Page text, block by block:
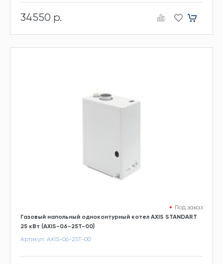
34550 р.
Под заказ
Газовый напольный одноконтурный котел AXIS STANDART
25 кВт (AXIS-06-25T-00)
Артикул: AXIS-06-25T-00